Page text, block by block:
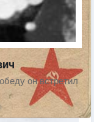
он встретил